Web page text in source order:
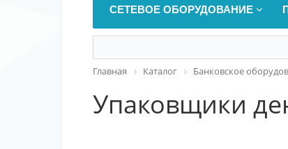
СЕТЕВОЕ ОБОРУДОВАНИЕ
Главная Каталог Банковское
Упаковщики